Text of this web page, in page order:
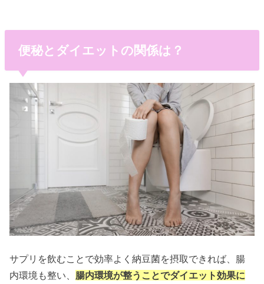
便秘とダイエットの関係は？
サプリを飲むことで効率よく納豆菌を摂取できれば、腸
内環境も整い、 腸内環境が整うことでダイエット効果に